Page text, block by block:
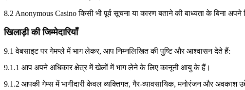
8.2 Anonymous Casino किसी भी पूर्व सूचना या कारण बताने की बाध्यता के बिना
खिलाड़ी की जिम्मेदारियाँ
9.1 वेबसाइट पर गेमप्ले में भाग लेकर, आप निम्नलिखित की पुष्टि और आश्वासन देते हैं:
9.1.1 आप अपने अधिकार क्षेत्र में खेलों में भाग लेने के लिए कानूनी आयु के हैं।
9.1.2 आपकी गेम्स में भागीदारी केवल व्यक्तिगत, गैर-व्यावसायिक, मनोरंजन और अवकाश